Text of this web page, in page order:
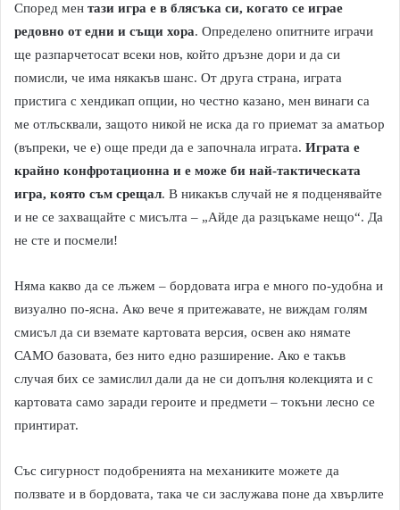
Според мен тази игра е в блясъка си, когато се играе
редовно от едни и същи хора. Определено опитните играчи
ще разпарчетосат всеки нов, който дръзне дори и да си
помисли, че има някакъв шанс. От друга страна, играта
пристига с хендикап опции, но честно казано, мен винаги са
ме отлъсквали, защото никой не иска да го приемат за аматьор
(въпреки, че е) още преди да е започнала играта. Играта е
крайно конфротационна и е може би най-тактическата
игра, която съм срещал. В никакъв случай не я подценявайте
и не се захващайте с мисълта – „Айде да разцъкаме нещо“. Да
не сте и посмели!
Няма какво да се лъжем – бордовата игра е много по-удобна и
визуално по-ясна. Ако вече я притежавате, не виждам голям
смисъл да си вземате картовата версия, освен ако нямате
САМО базовата, без нито едно разширение. Ако е такъв
случая бих се замислил дали да не си допълня колекцията и с
картовата само заради героите и предмети – токъни лесно се
принтират.
Със сигурност подобренията на механиките можете да
ползвате и в бордовата, така че си заслужава поне да хвърлите